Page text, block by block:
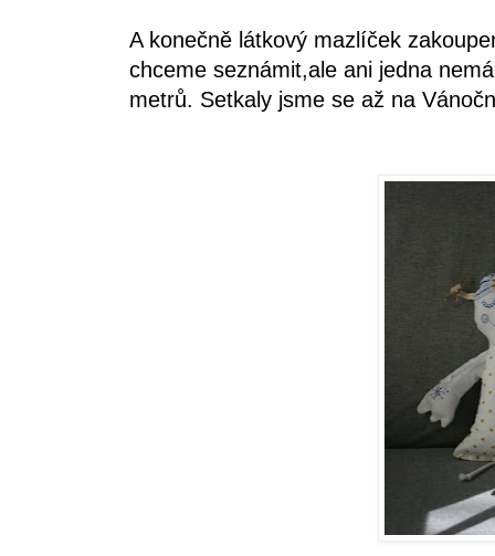
A konečně látkový mazlíček
chceme seznámit,ale ani jedna
metrů. Setkaly jsme se až na